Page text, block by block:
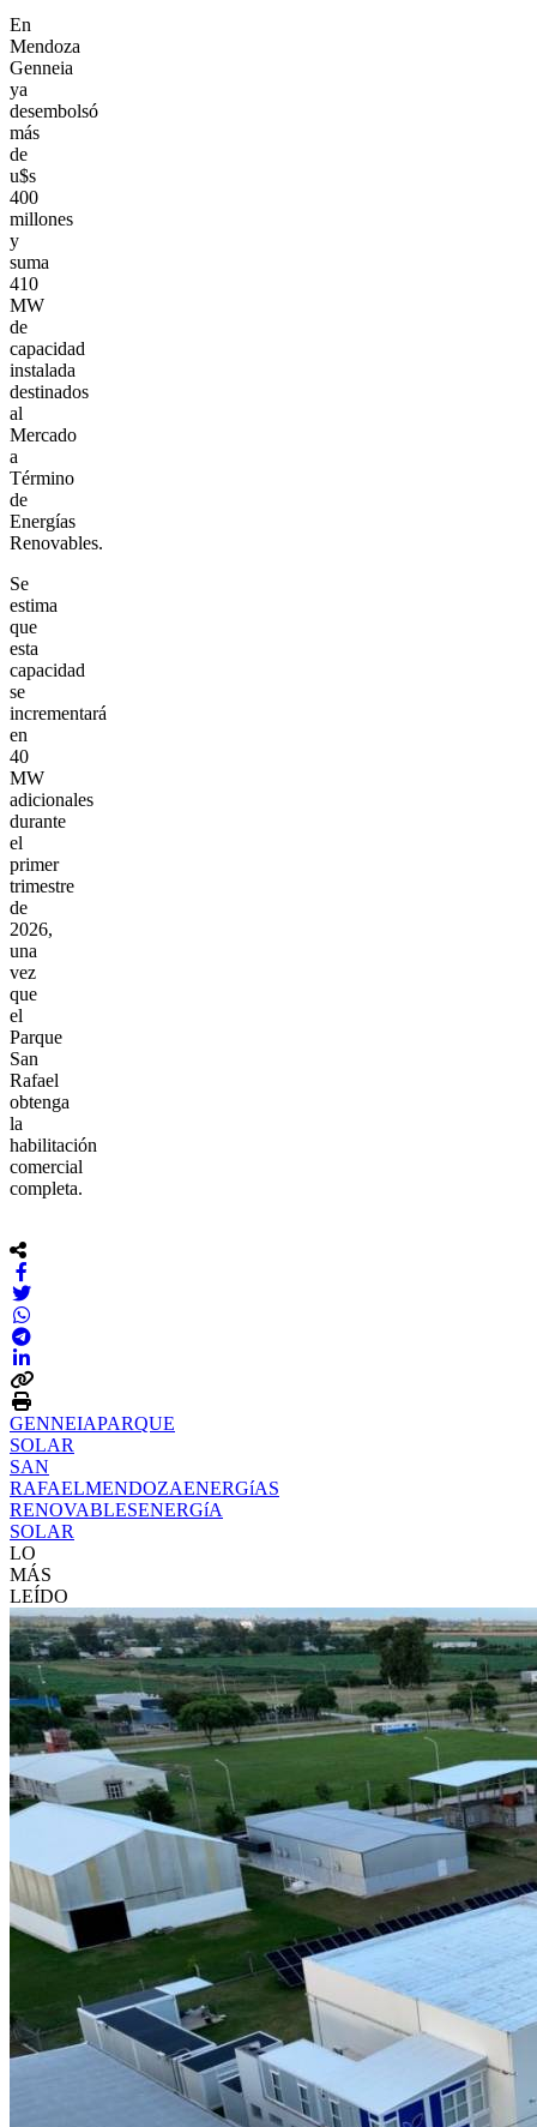
En
Mendoza
Genneia
ya
desembolsó
más
de
u$s
400
millones
y
suma
410
MW
de
capacidad
instalada
destinados
al
Mercado
a
Término
de
Energías
Renovables.
Se
estima
que
esta
capacidad
se
incrementará
en
40
MW
adicionales
durante
el
primer
trimestre
de
2026,
una
vez
que
el
Parque
San
Rafael
obtenga
la
habilitación
comercial
completa.
GENNEIAPARQUE
SOLAR
SAN
RAFAELMENDOZAENERGíAS
RENOVABLESENERGíA
SOLAR
LO
MÁS
LEÍDO